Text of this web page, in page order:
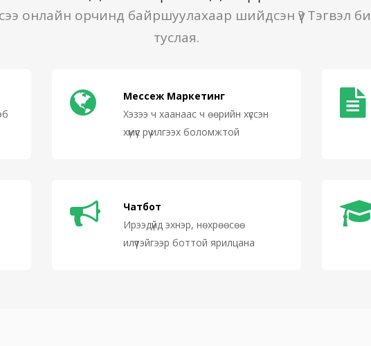
онлайн орчинд байршуулахаар шийдсэн үү? Тэгвэл
туслая.
Мессеж Маркетинг
Хэзээ ч хаанаас ч өөрийн хүссэн
хүмүүс рүү илгээх боломжтой
Чатбот
Ирээдүйд эхнэр, нөхрөөсөө
илүүтэйгээр боттой ярилцана